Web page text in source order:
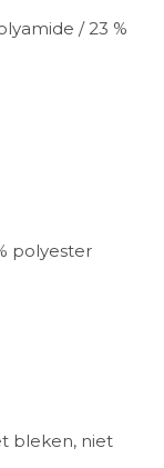
/ 23 %
polyester
bleken, niet